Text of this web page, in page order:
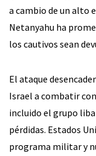
a cambio de un alto
Netanyahu ha
los cautivos sean
El ataque
Israel a combatir
incluido el grupo
pérdidas. Estados
programa militar y